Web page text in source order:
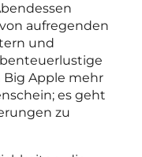
aufregenden
und
Apple mehr
es geht
zu